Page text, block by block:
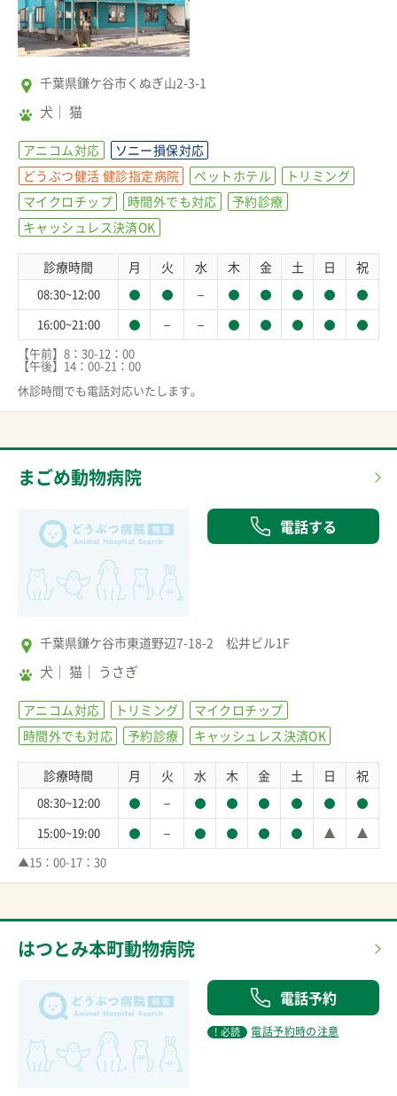
千葉県鎌ケ谷市くぬぎ山2-3-1
犬 猫
アニコム対応
ソニー損保対応
どうぶつ健活 健診指定病院
ペットホテル
トリミング
マイクロチップ
時間外でも対応
予約診療
キャッシュレス決済OK
診療時間 月 火 水 木 金 土 日 祝
08:30~12:00 －
16:00~21:00 － －
【午前】8：30-12：00
【午後】14：00-21：00
休診時間でも電話対応いたします。
まごめ動物病院
電話する
千葉県鎌ケ谷市東道野辺7-18-2 松井ビル1F
犬 猫 うさぎ
アニコム対応 トリミング
マイクロチップ
時間外でも対応
予約診療 キャッシュレス決済OK
診療時間 月 火 水 木 金 土 日 祝
08:30~12:00 －
15:00~19:00 －
▲15：00-17：30
はつとみ本町動物病院
電話予約
! 必読 電話予約時の注意